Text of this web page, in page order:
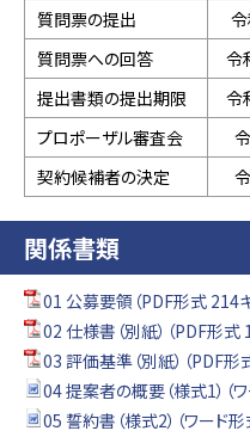
質問票の提出
質問票への回答
令
提出書類の提出期限
令
プロポーザル審査会
契約候補者の決定
関係書類
01 公募要領（PDF形式 214キ
02 仕様書（別紙）（PDF形式
03 評価基準（別紙）（PDF形
04 提案者の概要（様式1）（
05 誓約書（様式2）（ワード形